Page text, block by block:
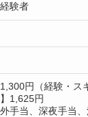
験者
1,300円（経験・ス
】1,625円
手当、深夜手当